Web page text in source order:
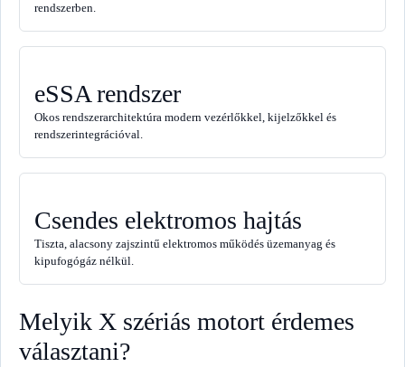
rendszerben.
eSSA rendszer
Okos rendszerarchitektúra modern vezérlőkkel, kijelzőkkel és
rendszerintegrációval.
Csendes elektromos hajtás
Tiszta, alacsony zajszintű elektromos működés üzemanyag és
kipufogógáz nélkül.
Melyik X szériás motort érdemes
választani?